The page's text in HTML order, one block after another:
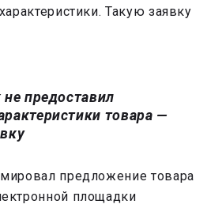
Такую заявку
предоставил
товара —
предложение товара
площадки